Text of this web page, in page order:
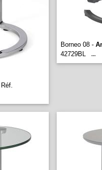
Réf.
Borneo 08 -
42729BL
...